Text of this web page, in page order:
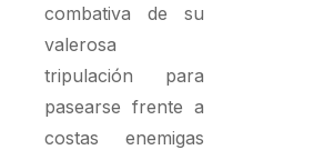
combativa de su
valerosa
tripulación para
pasearse frente a
costas enemigas